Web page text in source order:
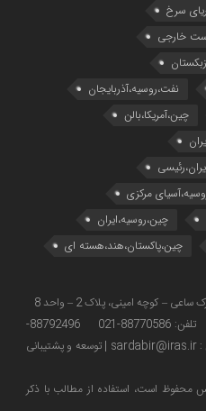
سرخ
خارجی
نفت،روسیه،آذربایجان
چین،آمریکا،بالن
مرکزی
چین،روسیه،ایران
چین،پاکستان،هند،هسته ای
| کدپستی: 1434734368 | تلفن: 88770586-021 88792496-
توسعه و پشتیبانی
محفوظ است، استفاده از مطالب با ذكر